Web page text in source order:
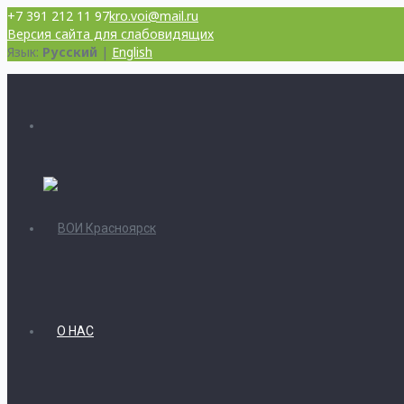
+7 391 212 11 97kro.voi@mail.ru
Версия сайта для слабовидящих
Язык: Русский | English
О НАС